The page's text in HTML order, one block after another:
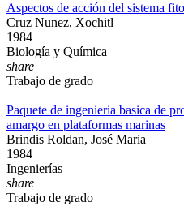
Aspectos de acción del sistema
Cruz Nunez, Xochitl
1984
Biología y Química
share
Trabajo de grado
Paquete de ingenieria basica de
amargo en plataformas marinas
Brindis Roldan, José Maria
1984
Ingenierías
share
Trabajo de grado